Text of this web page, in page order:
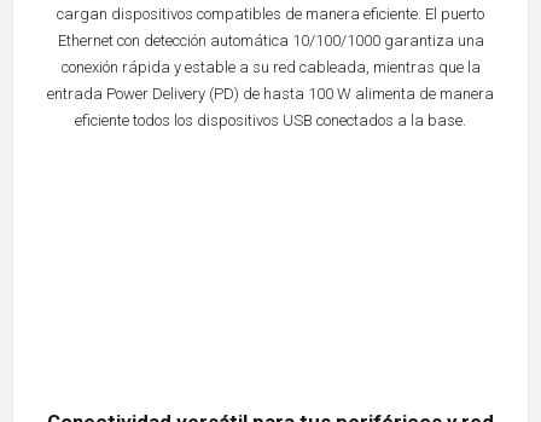
cargan dispositivos compatibles de manera eficiente. El puerto
Ethernet con detección automática 10/100/1000 garantiza una
conexión rápida y estable a su red cableada, mientras que la
entrada Power Delivery (PD) de hasta 100 W alimenta de manera
eficiente todos los dispositivos USB conectados a la base.